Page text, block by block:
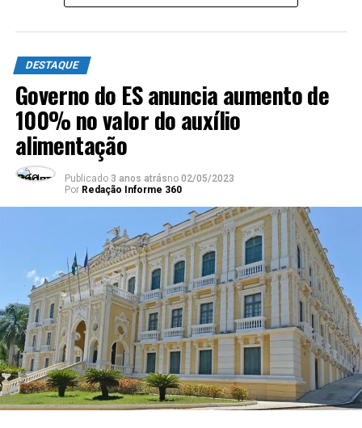
durante pandemia
DESTAQUE
Governo do ES anuncia aumento de
100% no valor do auxílio
alimentação
Publicado 3 anos atrásno 02/05/2023
Por Redação Informe 360